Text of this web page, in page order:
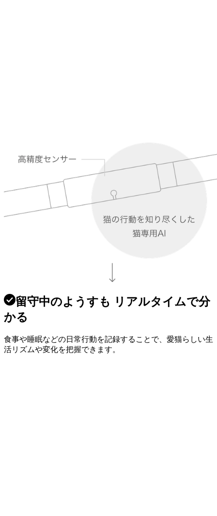
留守中のようすも リアルタイムで分
かる
食事や睡眠などの日常行動を記録することで、愛猫らしい生
活リズムや変化を把握できます。